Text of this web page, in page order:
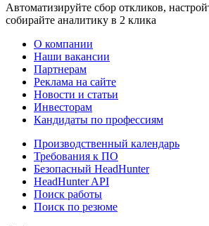
Автоматизируйте сбор откликов,
собирайте аналитику в 2 клика
О компании
Наши вакансии
Партнерам
Реклама на сайте
Новости и статьи
Инвесторам
Кандидаты по профессиям
Производственный календарь
Требования к ПО
Безопасный HeadHunter
HeadHunter API
Поиск работы
Поиск по резюме